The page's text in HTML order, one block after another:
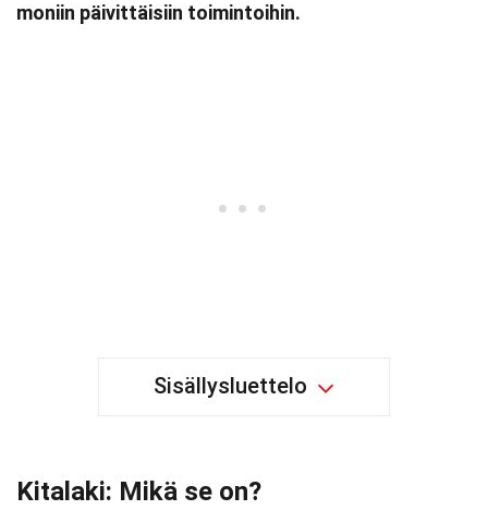
moniin päivittäisiin toimintoihin.
Sisällysluettelo
Kitalaki: Mikä se on?